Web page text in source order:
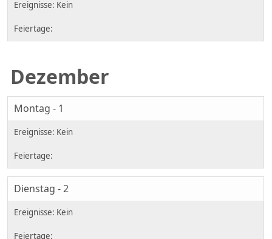
Dezember
Montag - 1
Dienstag - 2